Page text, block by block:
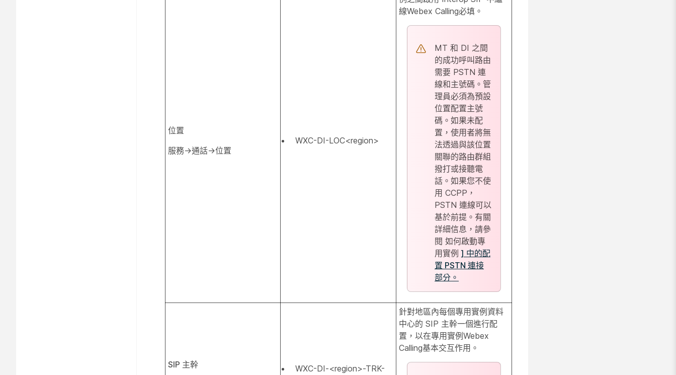
位置
服務→通話→位置
WXC-DI-LOC<region>
線Webex Calling必填。
MT 和 DI 之間
的成功呼叫路由
需要 PSTN 連
線和主號碼。管
理員必須為預設
位置配置主號
碼。如果未配
置，使用者將無
法透過與該位置
關聯的路由群組
撥打或接聽電
話。如果您不使
用 CCPP，
PSTN 連線可以
基於前提。有關
詳細信息，請參
閱 如何啟動專
用實例 ] 中的配
置 PSTN 連接
部分。
SIP 主幹
WXC-DI-<region>-TRK-
針對地區內每個專用實例資料
中心的 SIP 主幹一個進行配
置，以在專用實例Webex
Calling基本交互作用。